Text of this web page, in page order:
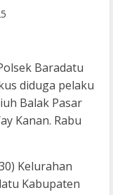
Baradatu
diduga pelaku
Balak Pasar
Kanan. Rabu
Kelurahan
Kabupaten